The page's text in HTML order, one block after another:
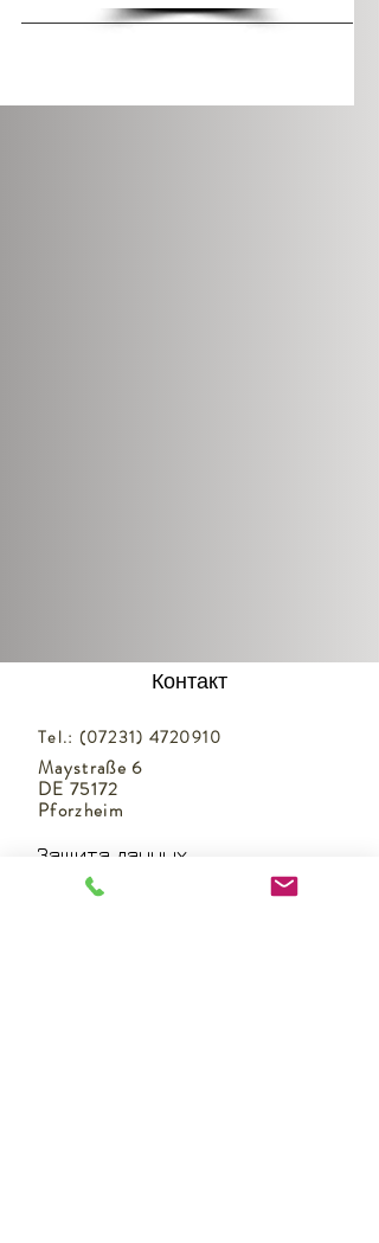
Контакт
Tel.: (07231) 4720910
Maystraße 6
DE 75172
Pforzheim
Защита данных
Как доехать